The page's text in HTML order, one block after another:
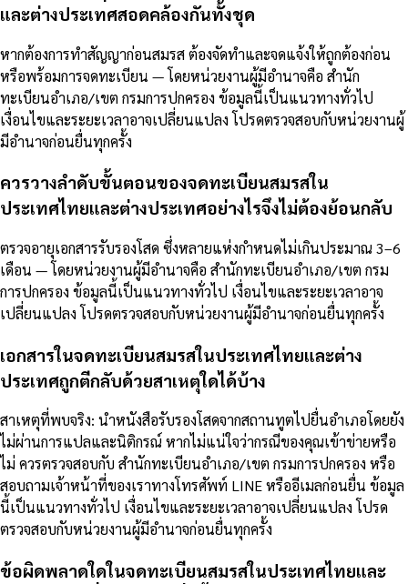
และต่างประเทศสอดคล้องกันทั้งชุด
หากต้องการทำสัญญาก่อนสมรส ต้องจัดทำและจดแจ้งให้ถูกต้องก่อน
หรือพร้อมการจดทะเบียน — โดยหน่วยงานผู้มีอำนาจคือ สำนัก
ทะเบียนอำเภอ/เขต กรมการปกครอง ข้อมูลนี้เป็นแนวทางทั่วไป
เงื่อนไขและระยะเวลาอาจเปลี่ยนแปลง โปรดตรวจสอบกับหน่วยงานผู้
มีอำนาจก่อนยื่นทุกครั้ง
ควรวางลำดับขั้นตอนของจดทะเบียนสมรสใน
ประเทศไทยและต่างประเทศอย่างไรจึงไม่ต้องย้อนกลับ
ตรวจอายุเอกสารรับรองโสด ซึ่งหลายแห่งกำหนดไม่เกินประมาณ 3–6
เดือน — โดยหน่วยงานผู้มีอำนาจคือ สำนักทะเบียนอำเภอ/เขต กรม
การปกครอง ข้อมูลนี้เป็นแนวทางทั่วไป เงื่อนไขและระยะเวลาอาจ
เปลี่ยนแปลง โปรดตรวจสอบกับหน่วยงานผู้มีอำนาจก่อนยื่นทุกครั้ง
เอกสารในจดทะเบียนสมรสในประเทศไทยและต่าง
ประเทศถูกตีกลับด้วยสาเหตุใดได้บ้าง
สาเหตุที่พบจริง: นำหนังสือรับรองโสดจากสถานทูตไปยื่นอำเภอโดยยัง
ไม่ผ่านการแปลและนิติกรณ์ หากไม่แน่ใจว่ากรณีของคุณเข้าข่ายหรือ
ไม่ ควรตรวจสอบกับ สำนักทะเบียนอำเภอ/เขต กรมการปกครอง หรือ
สอบถามเจ้าหน้าที่ของเราทางโทรศัพท์ LINE หรืออีเมลก่อนยื่น ข้อมูล
นี้เป็นแนวทางทั่วไป เงื่อนไขและระยะเวลาอาจเปลี่ยนแปลง โปรด
ตรวจสอบกับหน่วยงานผู้มีอำนาจก่อนยื่นทุกครั้ง
ข้อผิดพลาดใดในจดทะเบียนสมรสในประเทศไทยและ